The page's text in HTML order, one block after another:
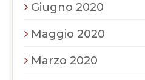
Giugno 2020
Maggio 2020
Marzo 2020